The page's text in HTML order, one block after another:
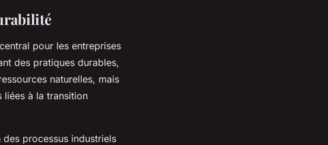
pour les entreprises
des pratiques durables,
naturelles, mais
liées à la transition
des processus industriels